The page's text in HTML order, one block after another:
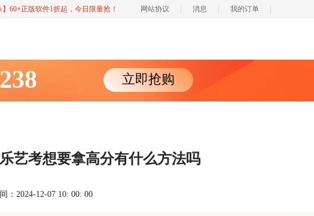
】60+正版软件1折起，今日限量抢！ 网站协议 消息 我的订单
238 立即抢购
艺考想要拿高分有什么方法吗
：2024-12-07 10: 00: 00